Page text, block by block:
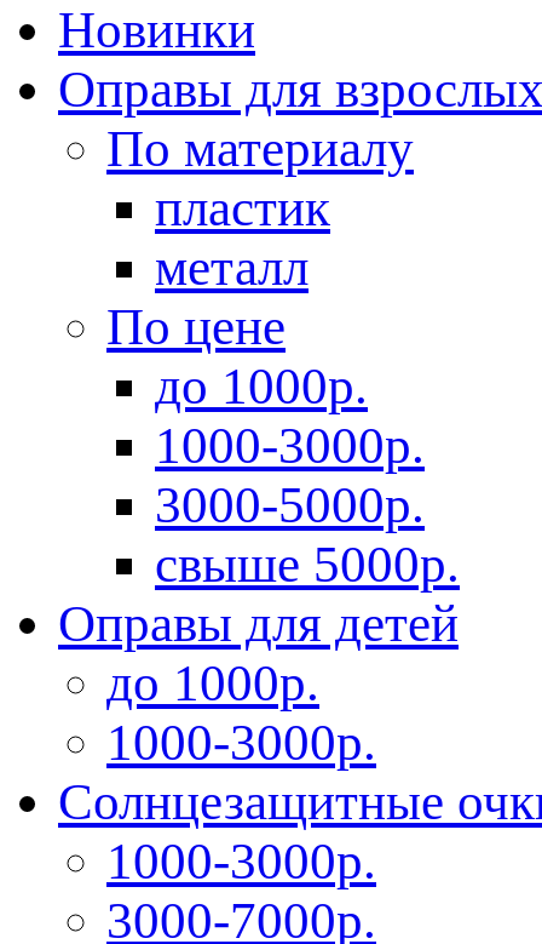
Новинки
Оправы для
По материалу
пластик
металл
По цене
до 1000р.
1000-3000р.
3000-5000р.
свыше 5000р.
Оправы для детей
до 1000р.
1000-3000р.
Солнцезащитные
1000-3000р.
3000-7000р.